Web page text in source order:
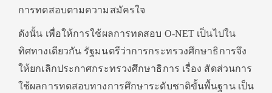
การทดสอบตามความสมัครใจ
ดังนั้น เพื่อให้การใช้ผลการทดสอบ O-NET เป็นไปใน
ทิศทางเดียวกัน รัฐมนตรีว่าการกระทรวงศึกษาธิการจึง
ให้ยกเลิกประกาศกระทรวงศึกษาธิการ เรื่อง สัดส่วนการ
ใช้ผลการทดสอบทางการศึกษาระดับชาติขั้นพื้นฐาน เป็น